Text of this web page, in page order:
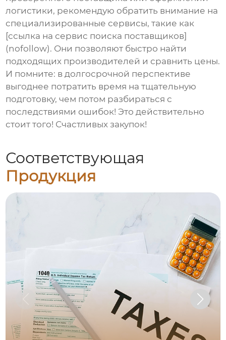
логистики, рекомендую обратить внимание на
специализированные сервисы, такие как
[ссылка на сервис поиска поставщиков]
(nofollow). Они позволяют быстро найти
подходящих производителей и сравнить цены.
И помните: в долгосрочной перспективе
выгоднее потратить время на тщательную
подготовку, чем потом разбираться с
последствиями ошибок! Это действительно
стоит того! Счастливых закупок!
Соответствующая
Продукция